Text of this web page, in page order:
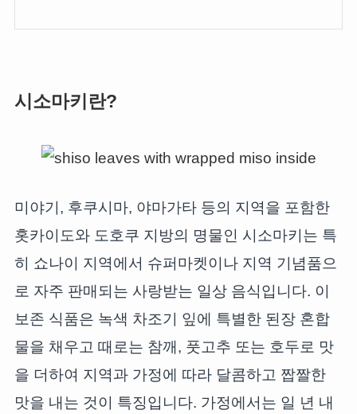
시소마키란?
미야기, 후쿠시마, 야마가타 등의 지역을 포함한
홋카이도와 도호쿠 지방의 명물인 시소마키는 특
히 쇼나이 지역에서 슈퍼마켓이나 지역 기념품으
로 자주 판매되는 사랑받는 일상 음식입니다. 이
보존 식품은 녹색 차조기 잎에 특별한 된장 혼합
물을 채우고 때로는 참깨, 풋고추 또는 호두로 맛
을 더하여 지역과 가정에 따라 달콤하고 짭짤한
맛을 내는 것이 특징입니다. 가정에서는 일 년 내